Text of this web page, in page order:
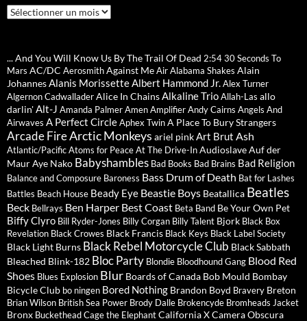
Archives
... And You Will Know Us By The Trail Of Dead 2:5430 Seconds To
Mars AC/DC AerosmithAgainst MeAirAlabama Shakes Alain
JohannesAlanis MorissetteAlbert Hammond Jr.Alex Turner
Algernon CadwalladerAlice In ChainsAlkaline TrioAllah-Las allo
darlin'Alt-J Amanda PalmerAmenAmplifierAndy Cairns Angels And
Airwaves A Perfect CircleAphex TwinA Place To Bury Strangers
Arcade FireArctic Monkeys ariel pinkArt Brut Ash
Atlantic/PacificAtoms for PeaceAt The Drive-InAudioslaveAuf der
MaurAye Nako Babyshambles Bad Books Bad Brains Bad Religion
Balance and Composure Baroness Bass Drum of Death Bat for Lashes
Battles Beach House Beady Eye Beastie Boys Beatallica Beatles
Beck Bellrays Ben Harper Best Coast Beta Band Be Your Own Pet
Biffy Clyro Bill Ryder-Jones Billy Corgan Billy Talent Bjork Black Box
Revelation Black Crowes Black Francis Black Keys Black Label Society
Black Light Burns Black Rebel Motorcycle Club Black Sabbath
Bleached Blink-182 Bloc Party Blondie Bloodhound Gang Blood Red
Shoes Blues Explosion Blur Boards of Canada Bob Mould Bombay
Bicycle Club bo ningen Bored Nothing Brandon Boyd Bravery Breton
Brian Wilson British Sea Power Brody Dalle Brokencyde Bromheads Jacket
Bronx BucketheadCage the ElephantCalifornia XCamera Obscura